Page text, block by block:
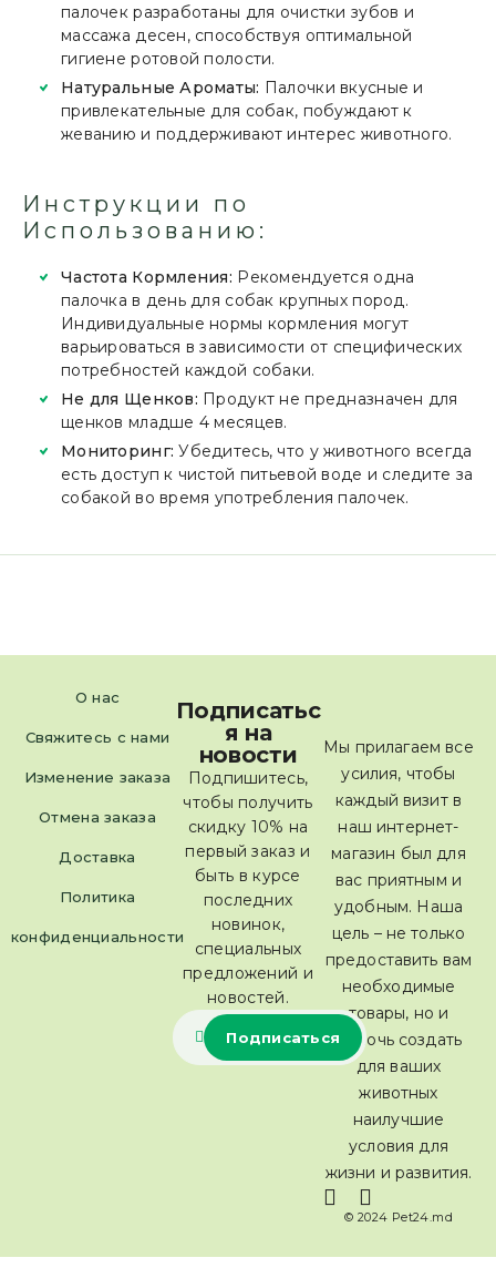
палочек разработаны для очистки зубов и
массажа десен, способствуя оптимальной
гигиене ротовой полости.
Натуральные Ароматы: Палочки вкусные и
привлекательные для собак, побуждают к
жеванию и поддерживают интерес животного.
Инструкции по
Использованию:
Частота Кормления: Рекомендуется одна
палочка в день для собак крупных пород.
Индивидуальные нормы кормления могут
варьироваться в зависимости от специфических
потребностей каждой собаки.
Не для Щенков: Продукт не предназначен для
щенков младше 4 месяцев.
Мониторинг: Убедитесь, что у животного всегда
есть доступ к чистой питьевой воде и следите за
собакой во время употребления палочек.
О нас
Свяжитесь с нами
Изменение заказа
Отмена заказа
Доставка
Политика
конфиденциальности
Мы прилагаем все
усилия, чтобы
каждый визит в
наш интернет-
магазин был для
вас приятным и
удобным. Наша
цель – не только
предоставить вам
необходимые
товары, но и
помочь создать
для ваших
животных
наилучшие
условия для
жизни и развития.
© 2024 Pet24.md
Подписатьс
я на
новости
Подпишитесь,
чтобы получить
скидку 10% на
первый заказ и
быть в курсе
последних
новинок,
специальных
предложений и
новостей.